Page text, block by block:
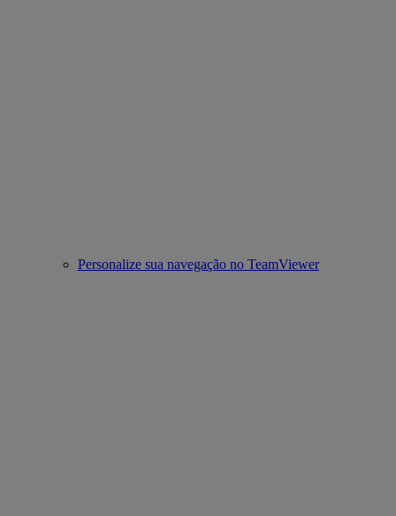
Personalize sua navegação no TeamViewer